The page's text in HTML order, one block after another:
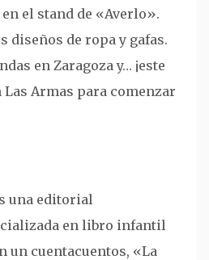
el stand de «Averlo».
diseños de ropa y gafas.
en Zaragoza y… ¡este
Armas para comenzar
una editorial
en libro infantil
un cuentacuentos, «La